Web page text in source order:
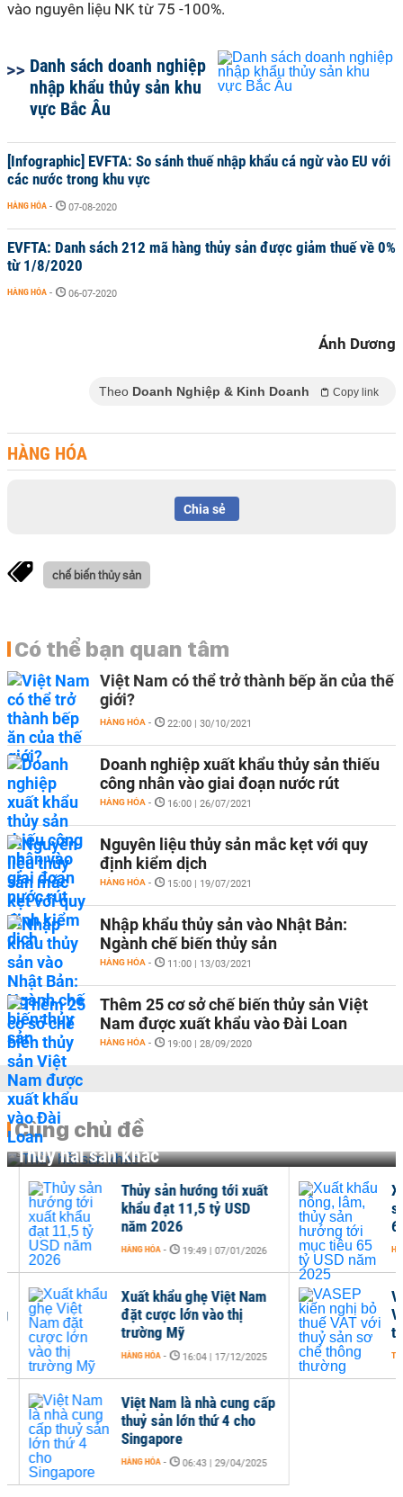
vào nguyên liệu NK từ 75 -100%.
Danh sách doanh nghiệp
nhập khẩu thủy sản khu
vực Bắc Âu
[Infographic] EVFTA: So sánh thuế nhập khẩu cá ngừ vào EU với
các nước trong khu vực
HÀNG HÓA - 07-08-2020
EVFTA: Danh sách 212 mã hàng thủy sản được giảm thuế về 0%
từ 1/8/2020
HÀNG HÓA - 06-07-2020
Ánh Dương
Theo Doanh Nghiệp & Kinh Doanh Copy link
HÀNG HÓA
Chia sẻ
chế biến thủy sản
Có thể bạn quan tâm
Việt Nam có thể trở thành bếp ăn của thế
giới?
HÀNG HÓA - 22:00 | 30/10/2021
Doanh nghiệp xuất khẩu thủy sản thiếu
công nhân vào giai đoạn nước rút
HÀNG HÓA - 16:00 | 26/07/2021
Nguyên liệu thủy sản mắc kẹt với quy
định kiểm dịch
HÀNG HÓA - 15:00 | 19/07/2021
Nhập khẩu thủy sản vào Nhật Bản:
Ngành chế biến thủy sản
HÀNG HÓA - 11:00 | 13/03/2021
Thêm 25 cơ sở chế biến thủy sản Việt
Nam được xuất khẩu vào Đài Loan
HÀNG HÓA - 19:00 | 28/09/2020
Cùng chủ đề
Thủy hải sản khác
Thủy sản hướng tới xuất
khẩu đạt 11,5 tỷ USD
năm 2026
HÀNG HÓA - 19:49 | 07/01/2026
Xuất khẩu ghẹ Việt Nam
đặt cược lớn vào thị
trường Mỹ
HÀNG HÓA - 16:04 | 17/12/2025 THỜI
Việt Nam là nhà cung cấp
thuỷ sản lớn thứ 4 cho
Singapore
HÀNG HÓA - 06:43 | 29/04/2025